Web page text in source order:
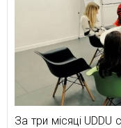
За три місяці UDDU